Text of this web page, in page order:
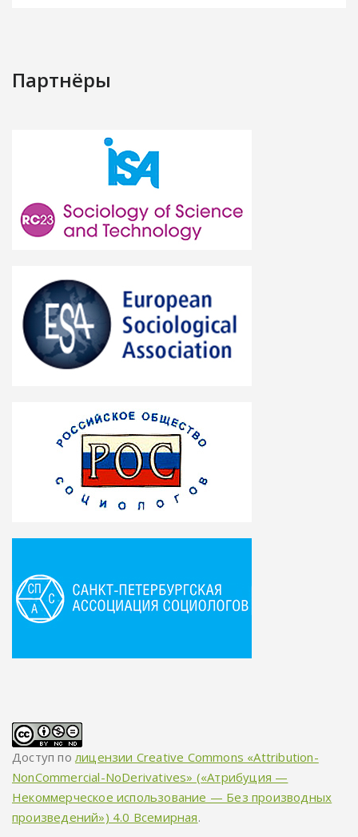
Партнёры
Доступ полицензии Creative Commons «Attribution-
NonCommercial-NoDerivatives» («Атрибуция —
Некоммерческое использование — Без производных
произведений») 4.0 Всемирная.